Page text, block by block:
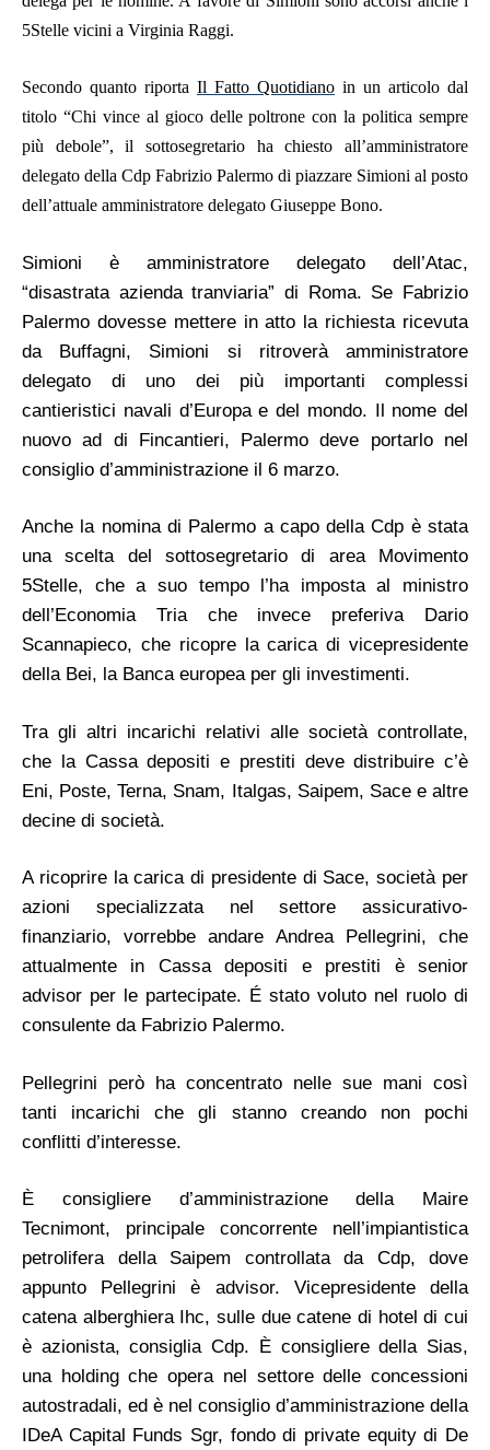
5Stelle vicini a Virginia Raggi.
Secondo quanto riporta Il Fatto Quotidiano in un articolo dal
titolo “Chi vince al gioco delle poltrone con la politica sempre
più debole”, il sottosegretario ha chiesto all’amministratore
delegato della Cdp Fabrizio Palermo di piazzare Simioni al posto
dell’attuale amministratore delegato Giuseppe Bono.
Simioni è amministratore delegato dell’Atac,
“disastrata azienda tranviaria” di Roma. Se Fabrizio
Palermo dovesse mettere in atto la richiesta ricevuta
da Buffagni, Simioni si ritroverà amministratore
delegato di uno dei più importanti complessi
cantieristici navali d’Europa e del mondo. Il nome del
nuovo ad di Fincantieri, Palermo deve portarlo nel
consiglio d’amministrazione il 6 marzo.
Anche la nomina di Palermo a capo della Cdp è stata
una scelta del sottosegretario di area Movimento
5Stelle, che a suo tempo l’ha imposta al ministro
dell’Economia Tria che invece preferiva Dario
Scannapieco, che ricopre la carica di vicepresidente
della Bei, la Banca europea per gli investimenti.
Tra gli altri incarichi relativi alle società controllate,
che la Cassa depositi e prestiti deve distribuire c’è
Eni, Poste, Terna, Snam, Italgas, Saipem, Sace e altre
decine di società.
A ricoprire la carica di presidente di Sace, società per
azioni specializzata nel settore assicurativo-
finanziario, vorrebbe andare Andrea Pellegrini, che
attualmente in Cassa depositi e prestiti è senior
advisor per le partecipate. É stato voluto nel ruolo di
consulente da Fabrizio Palermo.
Pellegrini però ha concentrato nelle sue mani così
tanti incarichi che gli stanno creando non pochi
conflitti d’interesse.
È consigliere d’amministrazione della Maire
Tecnimont, principale concorrente nell’impiantistica
petrolifera della Saipem controllata da Cdp, dove
appunto Pellegrini è advisor. Vicepresidente della
catena alberghiera Ihc, sulle due catene di hotel di cui
è azionista, consiglia Cdp. È consigliere della Sias,
una holding che opera nel settore delle concessioni
autostradali, ed è nel consiglio d’amministrazione della
IDeA Capital Funds Sgr, fondo di private equity di De